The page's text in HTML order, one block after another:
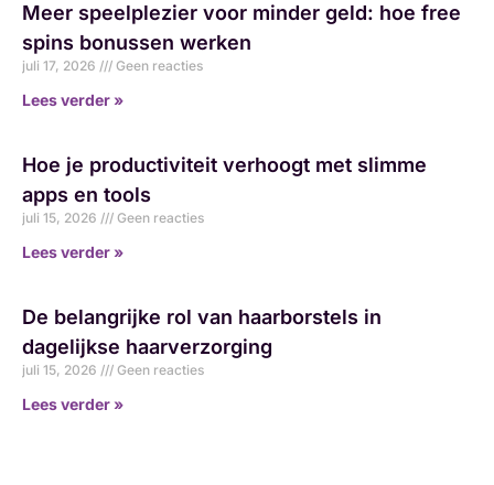
Meer speelplezier voor minder geld: hoe free
spins bonussen werken
juli 17, 2026 Geen reacties
Lees verder »
Hoe je productiviteit verhoogt met slimme
apps en tools
juli 15, 2026 Geen reacties
Lees verder »
De belangrijke rol van haarborstels in
dagelijkse haarverzorging
juli 15, 2026 Geen reacties
Lees verder »